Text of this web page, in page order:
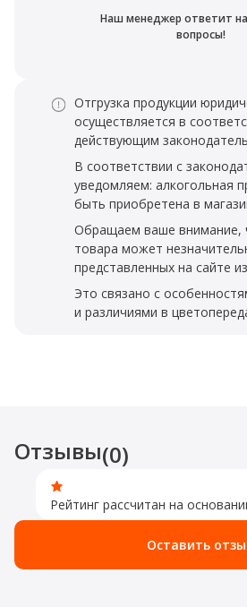
Наш менеджер ответит
вопросы!
Отгрузка продукции
осуществляется в
действующим
В соответствии с
уведомляем: алкогольная
быть приобретена в
Обращаем ваше внимание,
товара может
представленных на сайте
Это связано с
и различиями в
Отзывы(0)
Рейтинг рассчитан на
Оставить